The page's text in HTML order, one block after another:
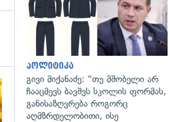
გადახედვა
პოლიტიკა
გივი მიქანაძე: "თუ მშობელი არ
ჩააცმევს ბავშვს სკოლის ფორმას,
განისაზღვრება როგორც
აღმზრდელობითი, ისე